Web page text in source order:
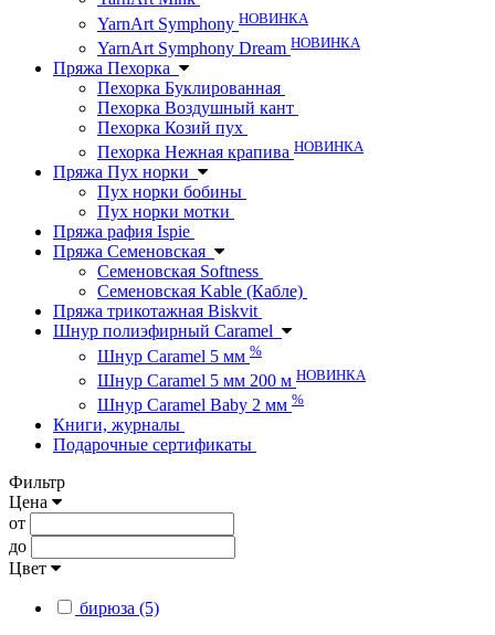
YarnArt Symphony НОВИНКА
YarnArt Symphony Dream НОВИНКА
Пряжа Пехорка
Пехорка Буклированная
Пехорка Воздушный кант
Пехорка Козий пух
Пехорка Нежная крапива НОВИНКА
Пряжа Пух норки
Пух норки бобины
Пух норки мотки
Пряжа рафия Ispie
Пряжа Семеновская
Семеновская Softness
Семеновская Kable (Кабле)
Пряжа трикотажная Biskvit
Шнур полиэфирный Caramel
Шнур Caramel 5 мм %
Шнур Caramel 5 мм 200 м НОВИНКА
Шнур Caramel Baby 2 мм %
Книги, журналы
Подарочные сертификаты
Фильтр
Цена
от
до
Цвет
бирюза (5)